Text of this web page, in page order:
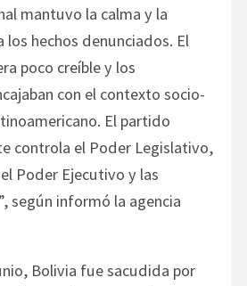
mantuvo la calma y la
hechos denunciados. El
poco creíble y los
con el contexto socio-
El partido
controla el Poder Legislativo,
Poder Ejecutivo y las
según informó la agencia
Bolivia fue sacudida por